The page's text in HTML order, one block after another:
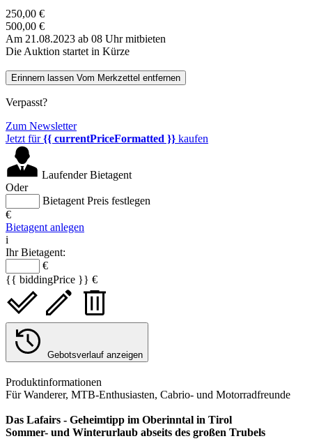
250,00 €
500,00 €
Am 21.08.2023 ab 08 Uhr mitbieten
Die Auktion startet in Kürze
Erinnern lassen Vom Merkzettel entfernen
Verpasst?
Zum Newsletter
Jetzt für{{ currentPriceFormatted }} kaufen
Laufender Bietagent
Oder
Bietagent Preis festlegen
€
Bietagent anlegen
i
Ihr Bietagent:
€
{{ biddingPrice }} €
Gebotsverlauf anzeigen
Produktinformationen
Für Wanderer, MTB-Enthusiasten, Cabrio- und Motorradfreunde
Das Lafairs - Geheimtipp im Oberinntal in Tirol
Sommer- und Winterurlaub abseits des großen Trubels